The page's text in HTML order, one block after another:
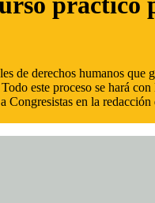
de derechos humanos que
este proceso se hará
Congresistas en la